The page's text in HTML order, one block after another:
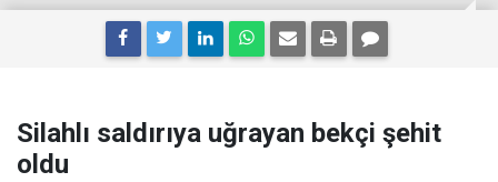
Silahlı saldırıya uğrayan bekçi şehit
oldu